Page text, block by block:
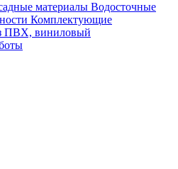
материалы Водосточные
Комплектующие
ПВХ, виниловый